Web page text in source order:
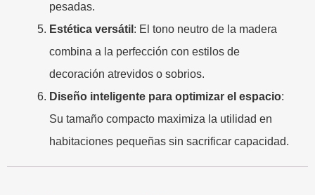
pesadas.
Estética versátil​ : El tono neutro de la madera
combina a la perfección con estilos de
decoración atrevidos o sobrios.
​Diseño inteligente para optimizar el espacio​​:
Su tamaño compacto maximiza la utilidad en
habitaciones pequeñas sin sacrificar capacidad.